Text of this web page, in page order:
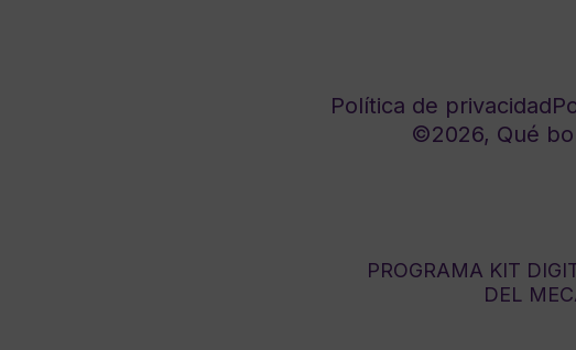
Política de privacidad
©2026, Qué
PROGRAMA KIT
DEL